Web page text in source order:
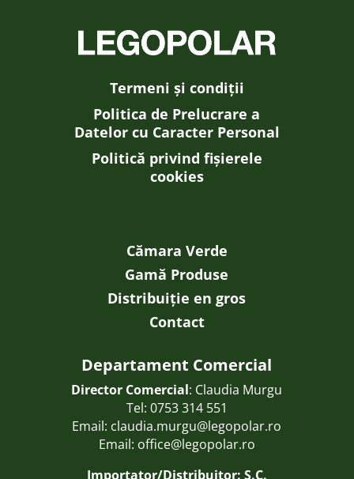
Termeni și condiții
Politica de Prelucrare a
Datelor cu Caracter Personal
Politică privind fișierele
cookies
Cămara Verde
Gamă Produse
Distribuiție en gros
Contact
Departament Comercial
Director Comercial: Claudia Murgu
Tel: 0753 314 551
Email: claudia.murgu@legopolar.ro
Email: office@legopolar.ro
Importator/Distribuitor: S.C.